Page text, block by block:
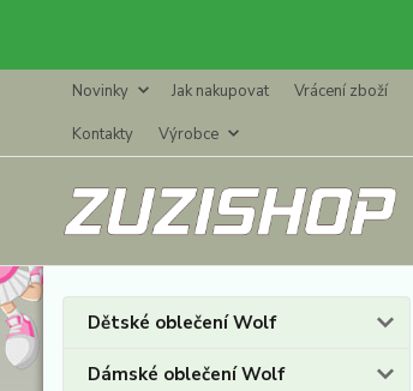
Novinky Jak nakupovat Vrácení zboží
Kontakty
Výrobce
Dětské oblečení Wolf
Dámské oblečení Wolf